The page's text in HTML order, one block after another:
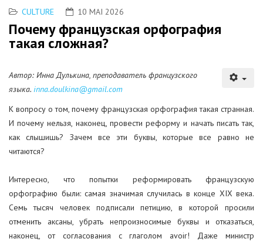
CULTURE 10 MAI 2026
Почему французская орфография
такая сложная?
Автор: Инна Дулькина, преподаватель французского
языка. inna.doulkina@gmail.com
К вопросу о том, почему французская орфография такая странная.
И почему нельзя, наконец, провести реформу и начать писать так,
как слышишь? Зачем все эти буквы, которые все равно не
читаются?
Интересно, что попытки реформировать французскую
орфографию были: самая значимая случилась в конце XIX века.
Семь тысяч человек подписали петицию, в которой просили
отменить аксаны, убрать непроизносимые буквы и отказаться,
наконец, от согласования с глаголом avoir! Даже министр